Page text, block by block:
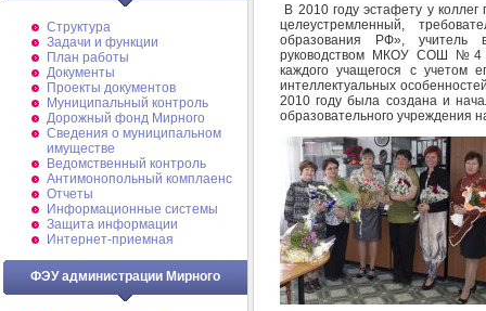
Структура
Задачи и функции
План работы
Документы
Проекты документов
Муниципальный контроль
Дорожный фонд Мирного
Cведения о муниципальном
имуществе
Ведомственный контроль
Антимонопольный комплаенс
Отчеты
Информационные системы
Защита информации
Интернет-приемная
ФЭУ администрации Мирного
В 2010 году эстафету у
целеустремленный,
образования РФ», учитель
руководством МКОУ СОШ №4
каждого учащегося с учетом
интеллектуальных
2010 году была создана и
образовательного учреждения